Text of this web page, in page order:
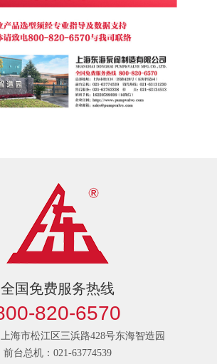
全国免费服务热线
820-6570
海市松江区三浜路428号东海智造园
前台总机：021-63774539